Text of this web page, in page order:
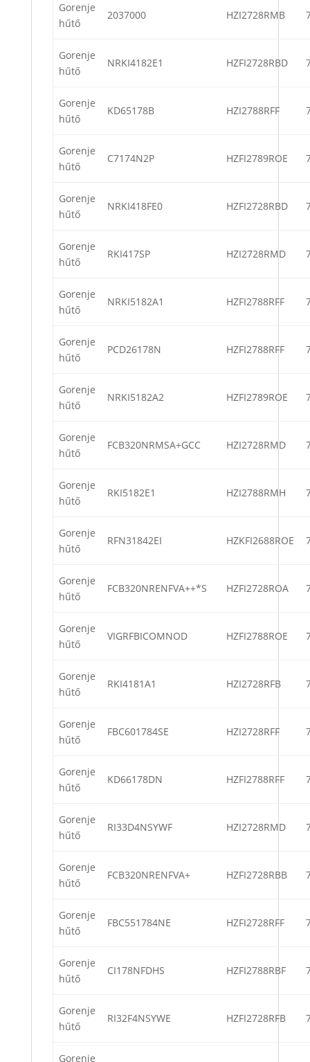
Gorenje
hűtő
2037000 HZI2728RMB
Gorenje
hűtő
NRKI4182E1 HZFI2728RBD
Gorenje
hűtő
KD65178B HZI2788RFF
Gorenje
hűtő
C7174N2P HZFI2789ROE
Gorenje
hűtő
NRKI418FE0 HZFI2728RBD
Gorenje
hűtő
RKI417SP HZI2728RMD
Gorenje
hűtő
NRKI5182A1 HZFI2788RFF
Gorenje
hűtő
PCD26178N HZFI2788RFF
Gorenje
hűtő
NRKI5182A2 HZFI2789ROE
Gorenje
hűtő
FCB320NRMSA+GCC HZI2728RMD
Gorenje
hűtő
RKI5182E1 HZI2788RMH
Gorenje
hűtő
RFN31842EI HZKFI2688ROE
Gorenje
hűtő
FCB320NRENFVA++*S HZFI2728ROA
Gorenje
hűtő
VIGRFBICOMNOD HZFI2788ROE
Gorenje
hűtő
RKI4181A1 HZI2728RFB
Gorenje
hűtő
FBC601784SE HZI2728RFF
Gorenje
hűtő
KD66178DN HZFI2788RFF
Gorenje
hűtő
RI33D4NSYWF HZI2728RMD
Gorenje
hűtő
FCB320NRENFVA+ HZFI2728RBB
Gorenje
hűtő
FBC551784NE HZFI2728RFF
Gorenje
hűtő
CI178NFDHS HZFI2788RBF
Gorenje
hűtő
RI32F4NSYWE HZFI2728RFB
Gorenje